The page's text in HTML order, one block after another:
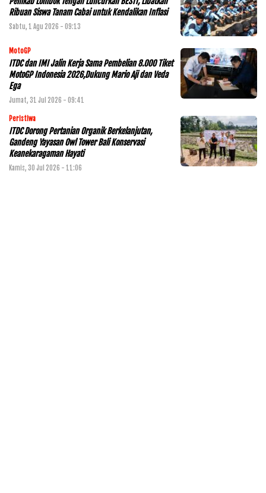
Ribuan Siswa Tanam Cabai untuk Kendalikan Inflasi
Sabtu, 1 Agu 2026 - 09:13
MotoGP
ITDC dan IMI Jalin Kerja Sama Pembelian 8.000 Tiket
MotoGP Indonesia 2026,Dukung Mario Aji dan Veda
Ega
Jumat, 31 Jul 2026 - 09:41
Peristiwa
ITDC Dorong Pertanian Organik Berkelanjutan,
Gandeng Yayasan Owl Tower Bali Konservasi
Keanekaragaman Hayati
Kamis, 30 Jul 2026 - 11:06